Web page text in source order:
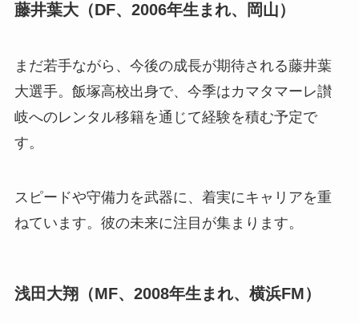
藤井葉大（DF、2006年生まれ、岡山）
まだ若手ながら、今後の成長が期待される藤井葉
大選手。飯塚高校出身で、今季はカマタマーレ讃
岐へのレンタル移籍を通じて経験を積む予定で
す。
スピードや守備力を武器に、着実にキャリアを重
ねています。彼の未来に注目が集まります。
浅田大翔（MF、2008年生まれ、横浜FM）